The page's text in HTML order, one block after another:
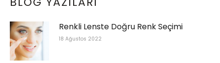
Renkli Lenste Doğru Renk Seçimi
18 Ağustos 2022